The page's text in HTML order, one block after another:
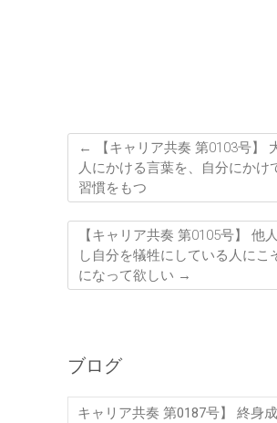
←
【キャリア共奏 第0103号】
人にかける言葉を、自分にかけ
習慣をもつ
【キャリア共奏 第0105号】 他
し自分を犠牲にしている人にこ
になって欲しい →
ブログ
キャリア共奏 第0187号】 終身